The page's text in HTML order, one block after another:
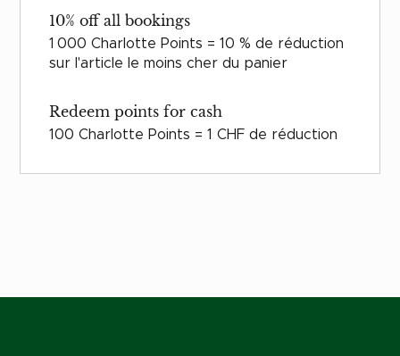
10% off all bookings
1 000 Charlotte Points = 10 % de réduction
sur l'article le moins cher du panier
Redeem points for cash
100 Charlotte Points = 1 CHF de réduction